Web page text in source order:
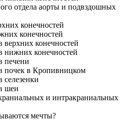
отдела аорты и подвздошных
конечностей
конечностей
верхних конечностей
нижних конечностей
печени
почек в Кропивницком
селезенки
шеи
и интракраниальных
мечты?